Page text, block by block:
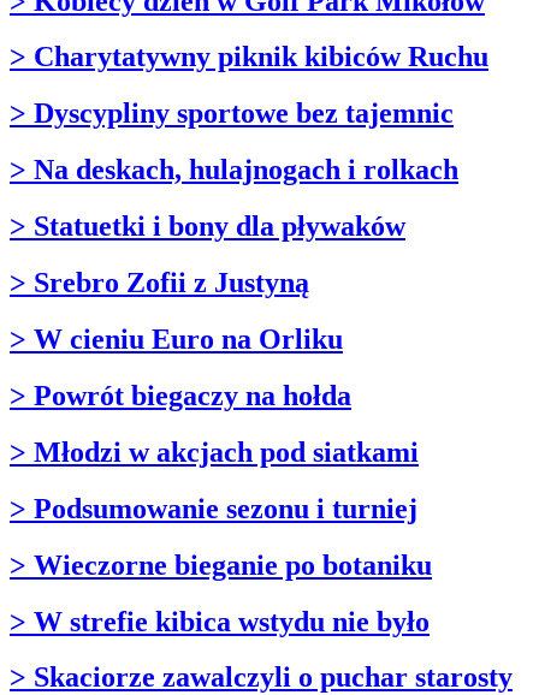
> Charytatywny piknik kibiców Ruchu
> Dyscypliny sportowe bez tajemnic
> Na deskach, hulajnogach i rolkach
> Statuetki i bony dla pływaków
> Srebro Zofii z Justyną
> W cieniu Euro na Orliku
> Powrót biegaczy na hołda
> Młodzi w akcjach pod siatkami
> Podsumowanie sezonu i turniej
> Wieczorne bieganie po botaniku
> W strefie kibica wstydu nie było
> Skaciorze zawalczyli o puchar starosty